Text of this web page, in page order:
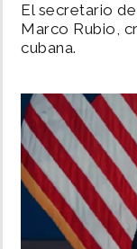
POLÍTICA
DEPORTES
MUNDO
INSÓLITAS
El secretario
Marco Rubio,
cubana.